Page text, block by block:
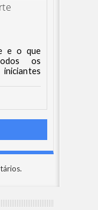
e o que
os